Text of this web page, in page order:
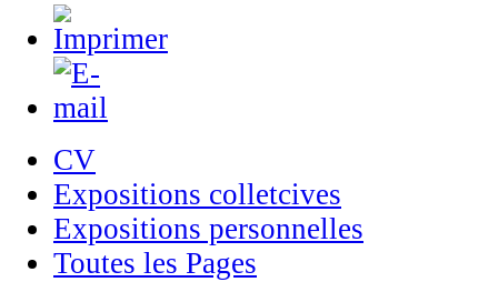
CV
Expositions colletcives
Expositions personnelles
Toutes les Pages